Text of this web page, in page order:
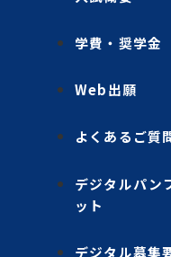
学費・奨学金
Web出願
よくあるご質
デジタルパン
ット
デジタル募集